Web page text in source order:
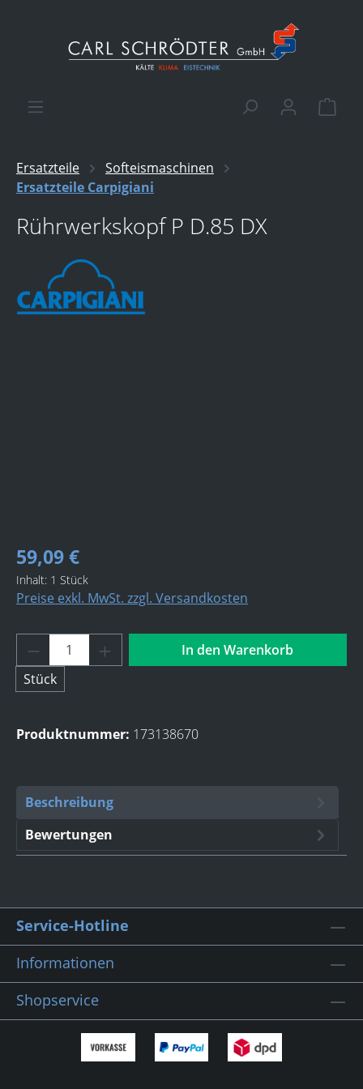
Ersatzteile
Softeismaschinen
Ersatzteile Carpigiani
Rührwerkskopf P D.85 DX
59,09 €
Inhalt: 1 Stück
Preise exkl. MwSt. zzgl. Versandkosten
Produkt Anzahl: Gib den gewünschten
Stück
In den Warenkorb
Produktnummer: 173138670
Beschreibung
Bewertungen
Service-Hotline
Informationen
Shopservice